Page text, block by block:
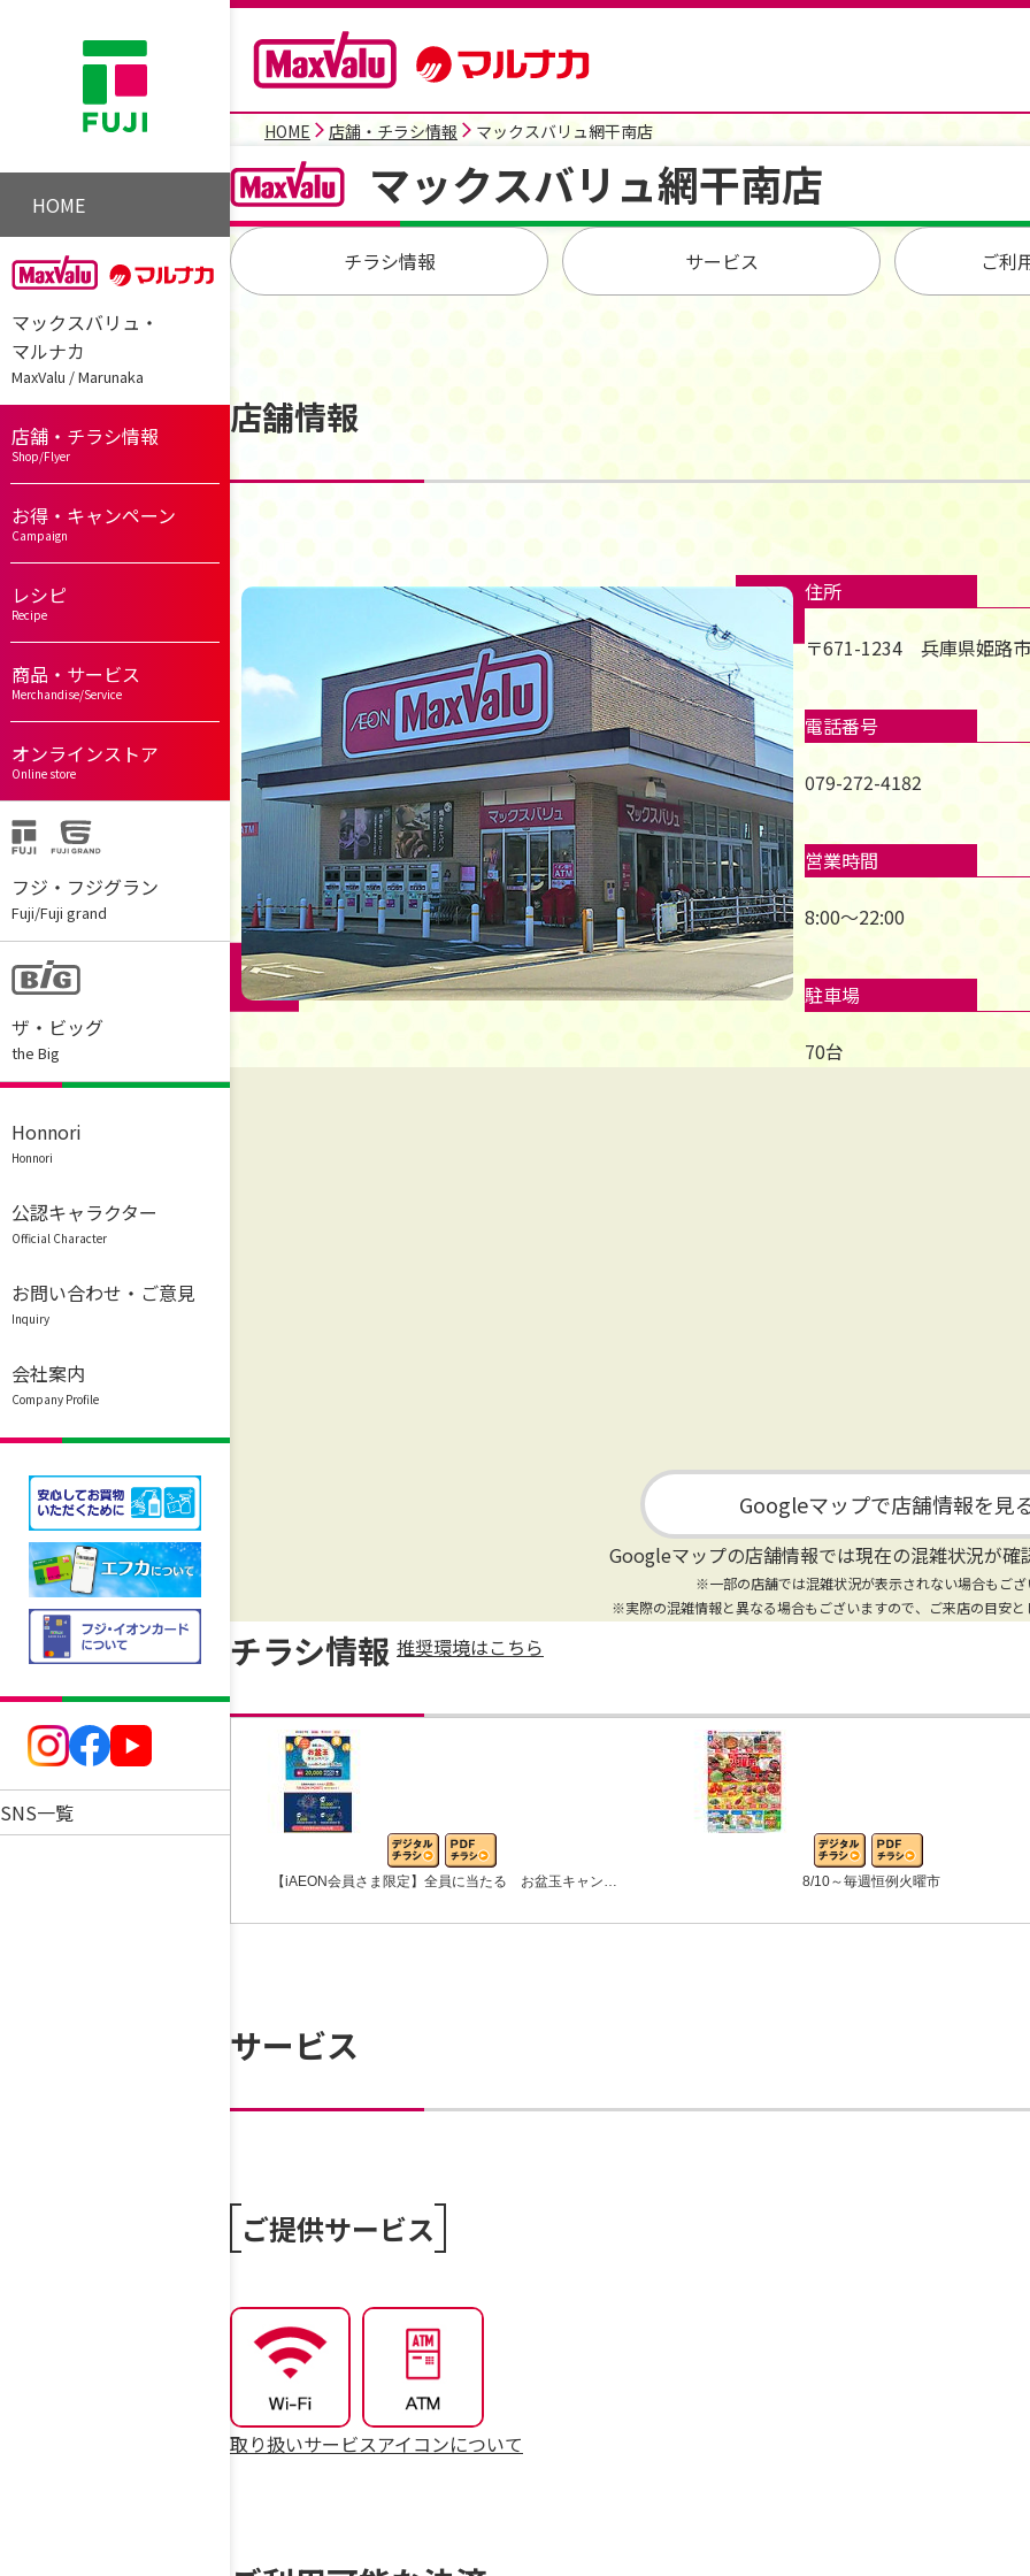
Honnori
Honnori
公認キャラクター
Official Character
お問い合わせ・ご意見
Inquiry
会社案内
Company Profile
SNS一覧
HOME
フジ・フジグラン
Fuji/Fuji grand
マックスバリュ・
マルナカ
MaxValu / Marunaka
店舗・チラシ情報
Shop/Flyer
お得・キャンペーン
Campaign
レシピ
Recipe
商品・サービス
Merchandise/Service
オンラインストア
Online store
ザ・ビッグ
the Big
HOME 店舗・チラシ情報 マックスバリュ網干南店
マックスバリュ網干南店
チラシ情報 サービス ご利
店舗情報
住所
〒671-1234 兵庫県姫路
電話番号
079-272-4182
営業時間
8:00～22:00
駐車場
70台
Googleマップで店舗情報を見
Googleマップの店舗情報では現在の混雑状況が確
※一部の店舗では混雑状況が表示されない場合もござ
※実際の混雑情報と異なる場合もございますので、ご来店の目安
チラシ情報 推奨環境はこちら
【iAEON会員さま限定】全員に当たる お盆玉キャン… 8/10～毎週恒例火曜市
サービス
ご提供サービス
取り扱いサービスアイコンについて